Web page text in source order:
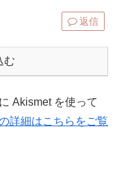
返信
む
Akismet を使って
詳細はこちらをご覧